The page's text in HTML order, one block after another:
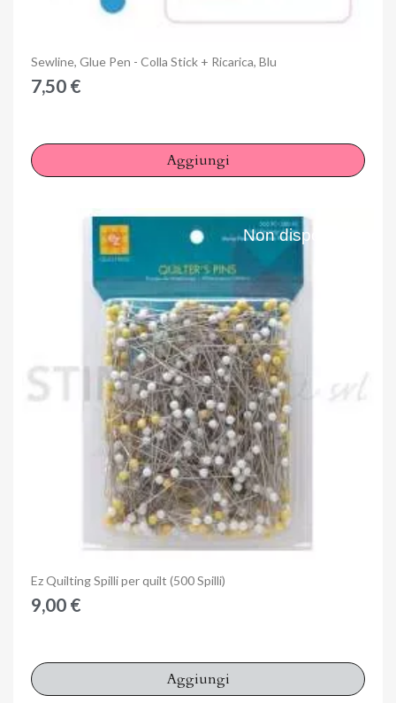
Anteprima
Sewline, Glue Pen - Colla Stick + Ricarica, Blu
7,50 €
Aggiungi
Anteprima
Non disponibile
Ez Quilting Spilli per quilt (500 Spilli)
9,00 €
Aggiungi